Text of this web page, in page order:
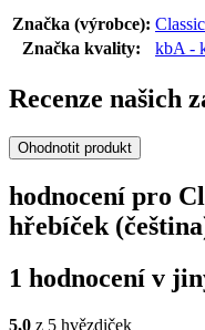
Značka (výrobce):
Značka kvality:
kbA -
Recenze našich
Ohodnotit produkt
hodnocení pro
hřebíček
1 hodnocení v
5,0 z 5 hvězdiček